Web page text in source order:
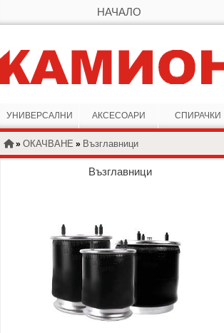
НАЧАЛО
УНИВЕРСАЛНИ АКСЕСОАРИ СПИРАЧКИ
» ОКАЧВАНЕ » Възглавници
Възглавници